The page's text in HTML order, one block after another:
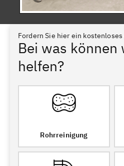
Fordern Sie hier ein kostenloses
Bei was können
helfen?
Rohrreinigung